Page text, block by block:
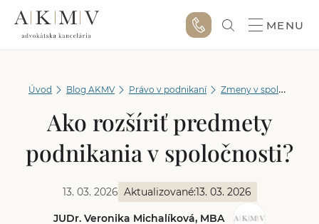
MENU
Úvod Blog AKMV Právo v podnikaní Zmeny v spoločnosti v OR
Ako rozšíriť predmety
podnikania v spoločnosti?
13. 03. 2026 Aktualizované:13. 03. 2026
JUDr. Veronika Michalíková, MBA